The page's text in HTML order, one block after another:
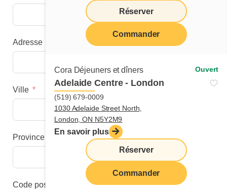
Réserver
Commander
Cora Déjeuners et dîners Ouvert
Adelaide Centre - London
(519) 679-0009
1030 Adelaide Street North,
London, ON N5Y2M9
En savoir plus
Réserver
Commander
Adresse
Ville
Province
Code postal